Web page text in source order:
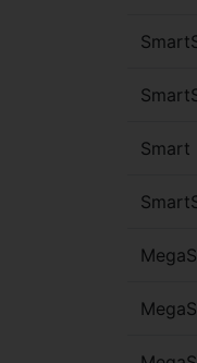
Smart